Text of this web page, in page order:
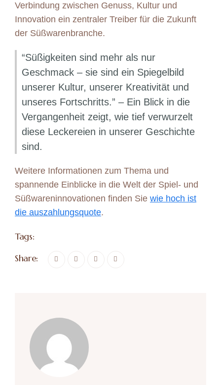
Verbindung zwischen Genuss, Kultur und
Innovation ein zentraler Treiber für die Zukunft
der Süßwarenbranche.
“Süßigkeiten sind mehr als nur
Geschmack – sie sind ein Spiegelbild
unserer Kultur, unserer Kreativität und
unseres Fortschritts.” – Ein Blick in die
Vergangenheit zeigt, wie tief verwurzelt
diese Leckereien in unserer Geschichte
sind.
Weitere Informationen zum Thema und
spannende Einblicke in die Welt der Spiel- und
Süßwareninnovationen finden Sie wie hoch ist
die auszahlungsquote.
Tags:
Share: